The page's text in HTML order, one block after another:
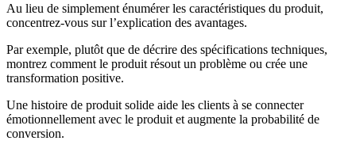
Au lieu de simplement énumérer les caractéristiques du produit,
concentrez-vous sur l’explication des avantages.
Par exemple, plutôt que de décrire des spécifications techniques,
montrez comment le produit résout un problème ou crée une
transformation positive.
Une histoire de produit solide aide les clients à se connecter
émotionnellement avec le produit et augmente la probabilité de
conversion.